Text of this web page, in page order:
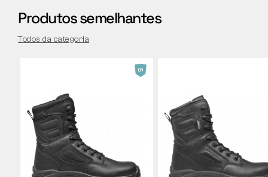
Produtos semelhantes
Todos da categoria